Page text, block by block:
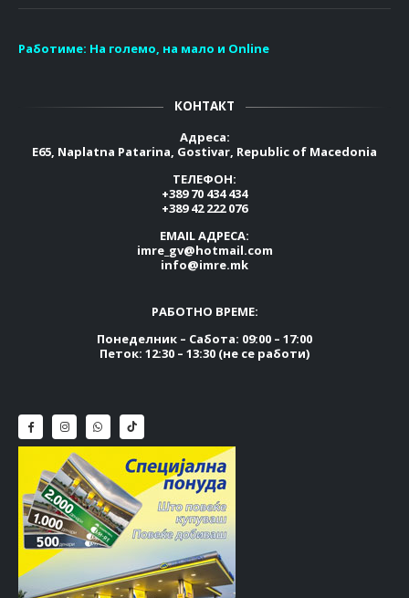
Работиме: На големо, на мало и Online
КОНТАКТ
Адреса:
E65, Naplatna Patarina, Gostivar, Republic of Macedonia
ТЕЛЕФОН:
+389 70 434 434
+389 42 222 076
EMAIL АДРЕСА:
imre_gv@hotmail.com
info@imre.mk
РАБОТНО ВРЕМЕ:
Понеделник – Сабота: 09:00 – 17:00
Петок: 12:30 – 13:30 (не се работи)